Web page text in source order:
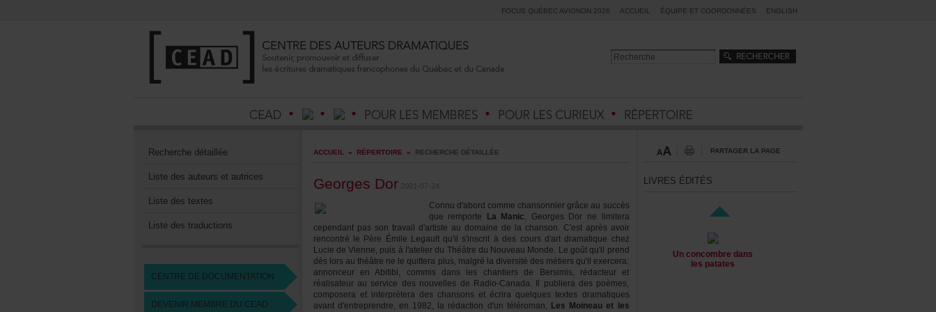
FOCUSQUÉBECAVIGNON2026 ACCUEIL ÉQUIPEETCOORDONNÉES ENGLISH
Recherchedétaillée
Listedesauteursetautrices
Listedestextes
Listedestraductions
CENTREDEDOCUMENTATION
DEVENIRMEMBREDUCEAD
ACCUEIL » RÉPERTOIRE » RECHERCHEDÉTAILLÉE
GeorgesDor 2001-07-24
Connud'abordcommechansonniergrâceausuccès
queremporte
LaManic,GeorgesDornelimitera
cependantpassontravaild'artisteaudomainedelachanson.C'estaprèsavoir
rencontrélePèreÉmileLegaultqu'ils'inscritàdescoursd'artdramatiquechez
LuciedeVienne,puisàl'atelierduThéâtreduNouveauMonde.Legoûtqu'ilprend
dèslorsauthéâtrenelequitteraplus,malgréladiversitédesmétiersqu'ilexercera:
annonceurenAbitibi,commisdansleschantiersdeBersimis,rédacteuret
réalisateurauservicedesnouvellesdeRadio-Canada.Ilpublieradespoèmes,
composeraetinterpréteradeschansonsetécriraquelquestextesdramatiques
avantd'entreprendre,en1982,larédactiond'untéléroman, LesMoineauetles
PARTAGERLAPAGE
LIVRESÉDITÉS
Unconcombredans
lespatates